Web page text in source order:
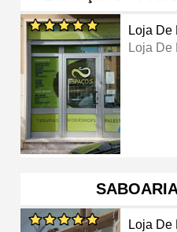
Loja De
Loja De
Loja De